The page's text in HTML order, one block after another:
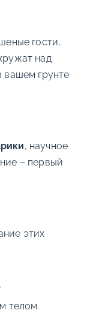
гости,
над
вашем грунте
, научное
– первый
этих
телом.